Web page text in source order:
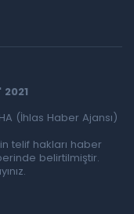
(İhlas Haber Ajansı)
telif hakları haber
belirtilmiştir.